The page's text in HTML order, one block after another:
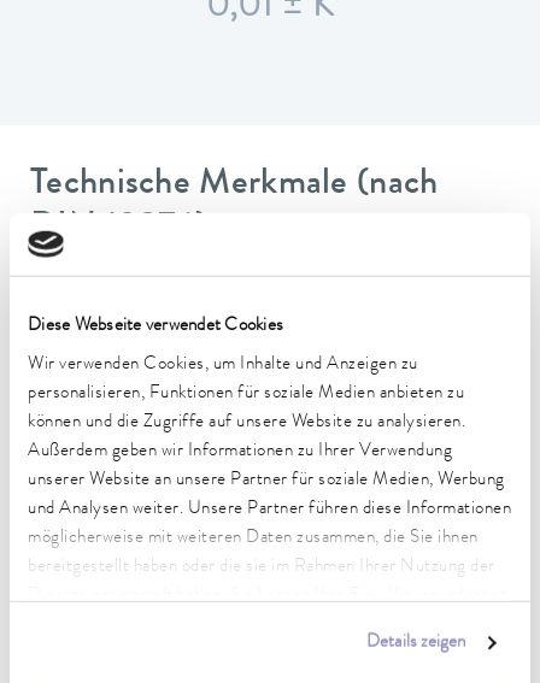
Diese Webseite verwendet Cookies
Wir verwenden Cookies, um Inhalte und Anzeigen zu
personalisieren, Funktionen für soziale Medien anbieten zu
können und die Zugriffe auf unsere Website zu analysieren.
Außerdem geben wir Informationen zu Ihrer Verwendung
unserer Website an unsere Partner für soziale Medien, Werbung
und Analysen weiter. Unsere Partner führen diese Informationen
möglicherweise mit weiteren Daten zusammen, die Sie ihnen
bereitgestellt haben oder die sie im Rahmen Ihrer Nutzung der
Details zeigen
0,01 ± K
Technische Merkmale (nach
DIN 12876)
-45 ... 200 °C
Betriebstemperaturbereich
-45 ... 200 °C
Umgebungstemperaturbereich
5 ... 40 °C
Temperaturkonstanz
0,01 ± K